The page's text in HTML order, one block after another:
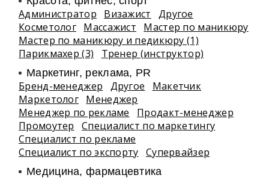
Администратор Визажист
Другое
Косметолог Массажист
Мастер по маникюру
Мастер по маникюру и педикюру (1)
Парикмахер (3)
Тренер (инструктор)
Маркетинг, реклама, PR
Бренд-менеджер Другое
Макетчик
Маркетолог Менеджер
Менеджер по рекламе
Продакт-менеджер
Промоутер
Специалист по маркетингу
Специалист по рекламе
Специалист по экспорту Супервайзер
Медицина, фармацевтика